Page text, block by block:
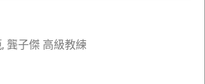
龔子傑 高級教練